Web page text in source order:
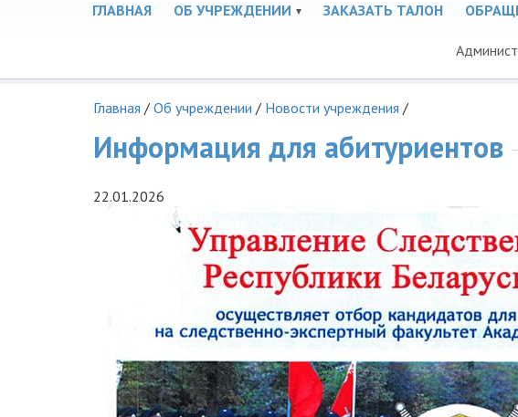
ГЛАВНАЯ ОБ УЧРЕЖДЕНИИ ЗАКАЗАТЬ ТАЛОН
Главная / Об учреждении / Новости учреждения /
Информация для абитуриентов
22.01.2026